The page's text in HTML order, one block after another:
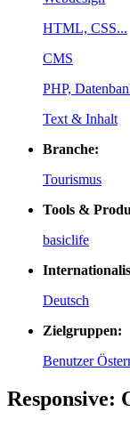
HTML, CSS...
CMS
PHP,
Text & Inhalt
Branche:
Tourismus
Tools &
basiclife
Deutsch
Zielgruppen:
Benutzer
Responsive: